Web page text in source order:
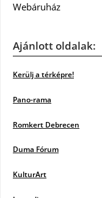
Webáruház
Ajánlott oldalak:
Kerülj a térképre!
Pano-rama
Romkert Debrecen
Duma Fórum
KulturArt